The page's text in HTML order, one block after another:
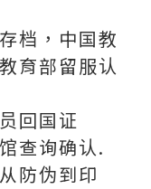
档，中国教
育部留服认
回国证
查询确认.
防伪到印